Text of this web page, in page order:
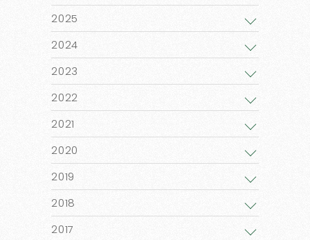
2025
2024
2023
2022
2021
2020
2019
2018
2017